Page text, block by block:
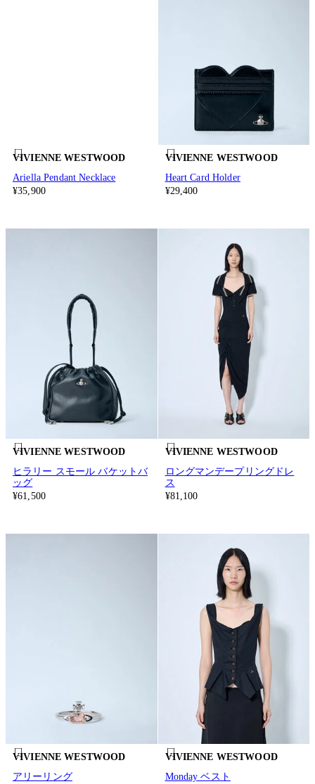
VIVIENNE WESTWOOD
Ariella Pendant Necklace
¥35,900
VIVIENNE WESTWOOD
Heart Card Holder
¥29,400
VIVIENNE WESTWOOD
ヒラリー スモール バケットバ
ッグ
¥61,500
VIVIENNE WESTWOOD
ロングマンデープリングドレ
ス
¥81,100
VIVIENNE WESTWOOD
アリーリング
VIVIENNE WESTWOOD
Monday ベスト